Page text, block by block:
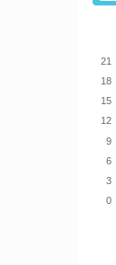
0
3
6
9
12
15
18
21